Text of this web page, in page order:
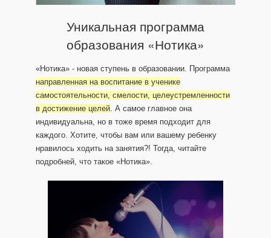
Уникальная программа
образования «Нотика»
«Нотика» - новая ступень в образовании. Программа
направленная на воспитание в ученике
самостоятельности, смелости, целеустремленности
в достижение целей. А самое главное она
индивидуальна, но в тоже время подходит для
каждого. Хотите, чтобы вам или вашему ребенку
нравилось ходить на занятия?! Тогда, читайте
подробней, что такое «Нотика».